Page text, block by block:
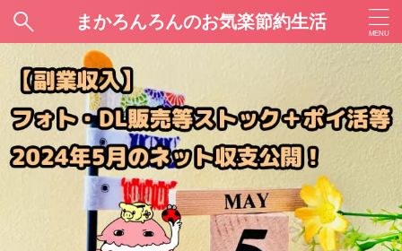
まかろんろんのお気楽節約生活